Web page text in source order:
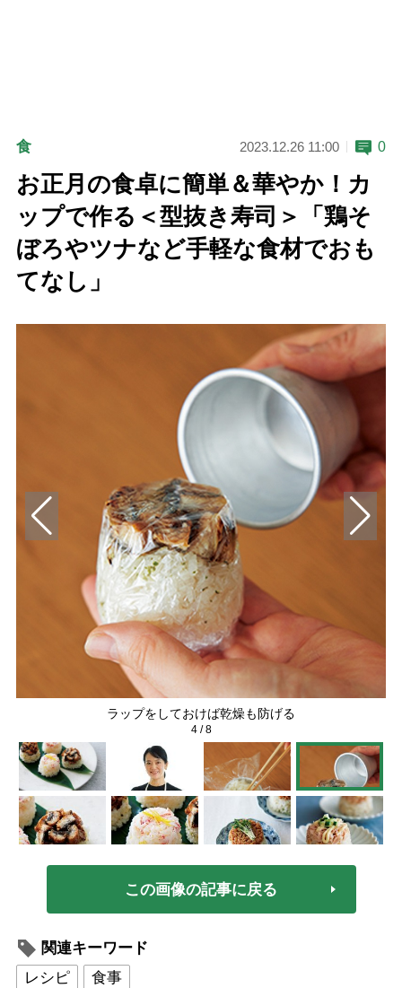
食 2023.12.26 11:00 0
お正月の食卓に簡単＆華やか！カ
ップで作る＜型抜き寿司＞「鶏そ
ぼろやツナなど手軽な食材でおも
てなし」
ラップをしておけば乾燥も防げる
4/8
この画像の記事に戻る
関連キーワード
レシピ
食事